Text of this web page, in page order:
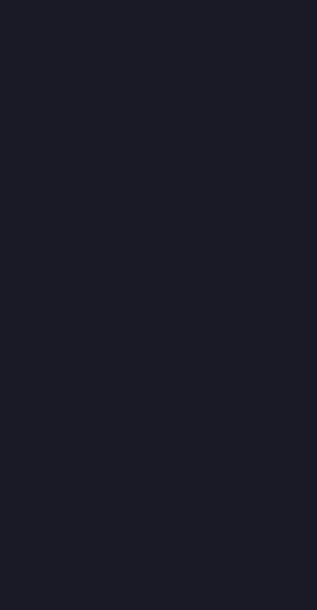
In de Steam-winkel gekochte DLC
aankoop worden terugbetaald,
minder dan twee uur gespeeld is
DLC niet is verbruikt, gewijzigd of
rekening mee dat Steam in sommige
terugbetalingen te doen voor een
(bijvoorbeeld als de DLC
level laat stijgen). Deze
terugbetaalbaar gemarkeerd op de
Steam biedt terugbetalingen aan
Valve ontwikkelde spellen zijn
na aankoop, zolang het item in het
gewijzigd of overgedragen. Andere
mogelijkheid op deze voorwaarden
items in hun spel in te schakelen.
van aankoop vertellen of de
gekozen om terugbetalingen aan te
koopt. Anders zijn aankopen in het
Terugbetalingen voor titels die vóór